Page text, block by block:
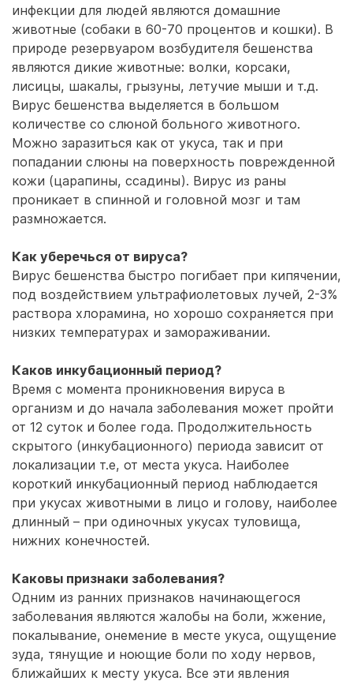
инфекции для людей являются домашние
животные (собаки в 60-70 процентов и кошки). В
природе резервуаром возбудителя бешенства
являются дикие животные: волки, корсаки,
лисицы, шакалы, грызуны, летучие мыши и т.д.
Вирус бешенства выделяется в большом
количестве со слюной больного животного.
Можно заразиться как от укуса, так и при
попадании слюны на поверхность поврежденной
кожи (царапины, ссадины). Вирус из раны
проникает в спинной и головной мозг и там
размножается.
Как уберечься от вируса?
Вирус бешенства быстро погибает при кипячении,
под воздействием ультрафиолетовых лучей, 2-3%
раствора хлорамина, но хорошо сохраняется при
низких температурах и замораживании.
Каков инкубационный период?
Время с момента проникновения вируса в
организм и до начала заболевания может пройти
от 12 суток и более года. Продолжительность
скрытого (инкубационного) периода зависит от
локализации т.е, от места укуса. Наиболее
короткий инкубационный период наблюдается
при укусах животными в лицо и голову, наиболее
длинный – при одиночных укусах туловища,
нижних конечностей.
Каковы признаки заболевания?
Одним из ранних признаков начинающегося
заболевания являются жалобы на боли, жжение,
покалывание, онемение в месте укуса, ощущение
зуда, тянущие и ноющие боли по ходу нервов,
ближайших к месту укуса. Все эти явления